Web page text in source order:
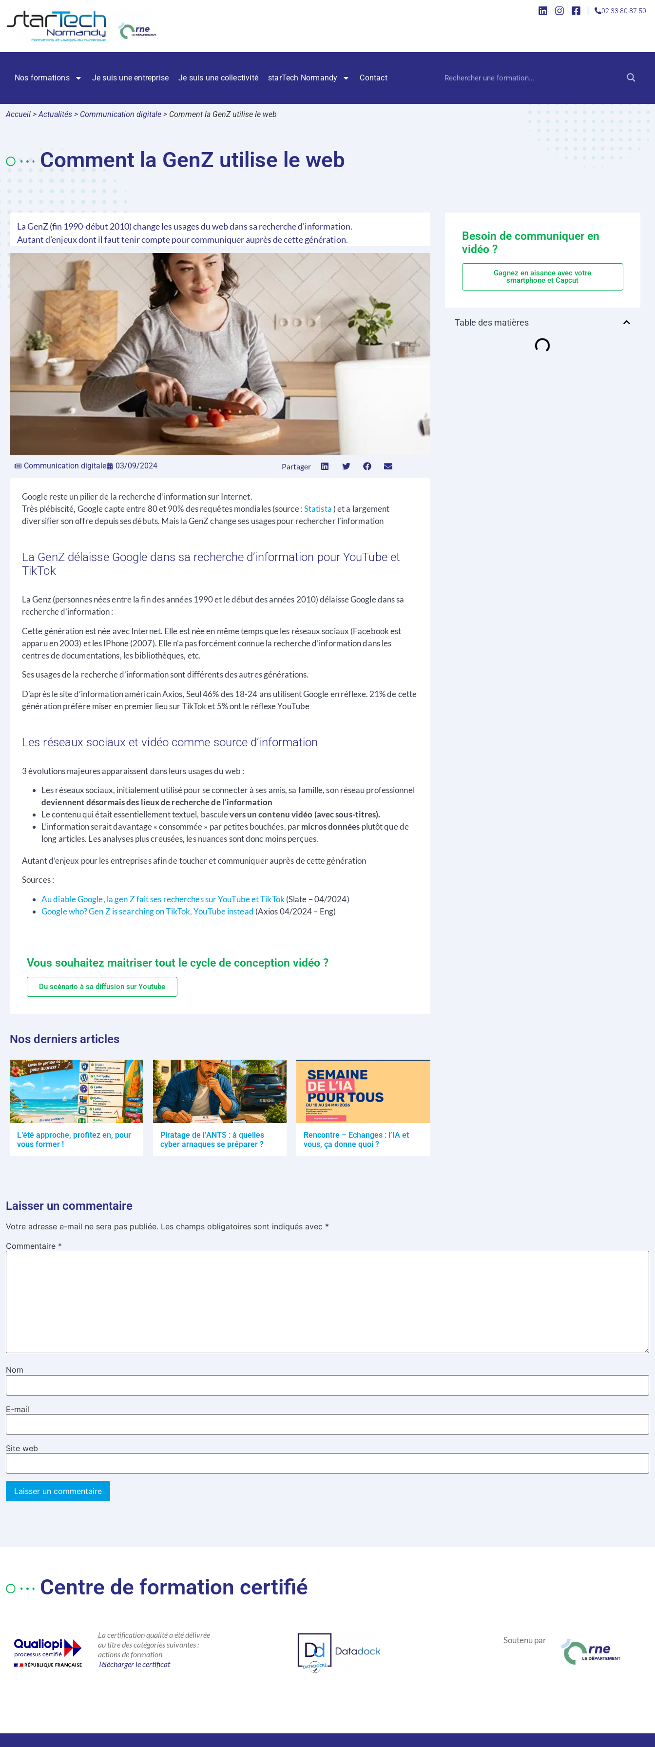
| 02 33 80 87 50
Nos formations Je suis une entreprise Je suis une collectivité starTech Normandy Contact
Accueil > Actualités > Communication digitale > Comment la GenZ utilise le web
Comment la GenZ utilise le web
La GenZ (fin 1990-début 2010) change les usages du web dans sa recherche d’information.
Autant d’enjeux dont il faut tenir compte pour communiquer auprès de cette génération.
Communication digitale 03/09/2024 Partager
Google reste un pilier de la recherche d’information sur Internet.
Très plébiscité, Google capte entre 80 et 90% des requêtes mondiales (source :Statista) et a largement
diversifier son offre depuis ses débuts. Mais la GenZ change ses usages pour rechercher l’information
La GenZ délaisse Google dans sa recherche d’information pour YouTube et
TikTok
La Genz (personnes nées entre la fin des années 1990 et le début des années 2010) délaisse Google dans sa
recherche d’information :
Cette génération est née avec Internet. Elle est née en même temps que les réseaux sociaux (Facebook est
apparu en 2003) et les IPhone (2007). Elle n’a pas forcément connue la recherche d’information dans les
centres de documentations, les bibliothèques, etc.
Ses usages de la recherche d’information sont différents des autres générations.
D’après le site d’information américain Axios, Seul 46% des 18-24 ans utilisent Google en réflexe. 21% de cette
génération préfère miser en premier lieu sur TikTok et 5% ont le réflexe YouTube
Les réseaux sociaux et vidéo comme source d’information
3 évolutions majeures apparaissent dans leurs usages du web :
Les réseaux sociaux, initialement utilisé pour se connecter à ses amis, sa famille, son réseau professionnel
deviennent désormais des lieux de recherche de l’information
Le contenu qui était essentiellement textuel, basculevers un contenu vidéo (avec sous-titres).
L’information serait davantage « consommée » par petites bouchées, parmicros données plutôt que de
long articles. Les analyses plus creusées, les nuances sont donc moins perçues.
Autant d’enjeux pour les entreprises afin de toucher et communiquer auprès de cette génération
Sources :
Au diable Google, la gen Z fait ses recherches sur YouTube et TikTok(Slate – 04/2024)
Google who? Gen Z is searching on TikTok, YouTube instead (Axios 04/2024 – Eng)
Vous souhaitez maitriser tout le cycle de conception vidéo ?
Du scénario à sa diffusion sur Youtube
Nos derniers articles
L’été approche, profitez en, pour
vous former !
Piratage de l’ANTS : à quelles
cyber arnaques se préparer ?
Rencontre – Echanges : l’IA et
vous, ça donne quoi ?
Besoin de communiquer en
vidéo ?
Gagnez en aisance avec votre
smartphone et Capcut
Table des matières
Laisser un commentaire
Votre adresse e-mail ne sera pas publiée. Les champs obligatoires sont indiqués avec *
Commentaire *
Nom
E-mail
Site web
Centre de formation certifié
La certification qualité a été délivrée
au titre des catégories suivantes :
actions de formation
Télécharger le certificat
Soutenu par